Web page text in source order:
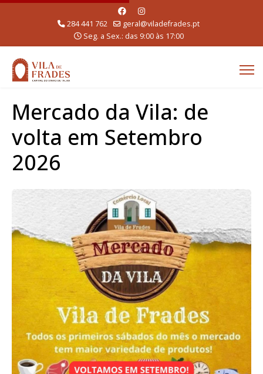
284 441 762
geral@viladefrades.pt
Seg. a Sex.: das 9:00 às 17:00
Mercado da Vila: de
volta em Setembro
2026